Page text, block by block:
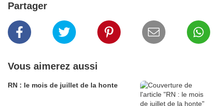
Partager
Vous aimerez aussi
RN : le mois de juillet de la honte